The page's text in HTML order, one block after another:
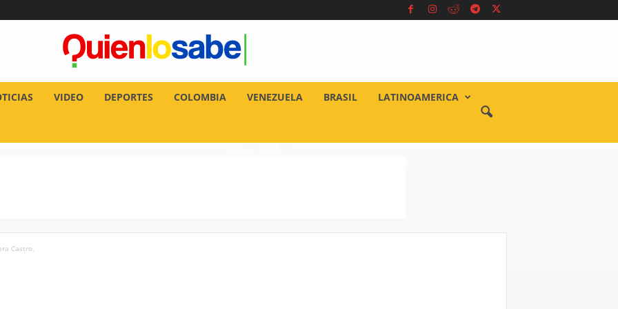
VIDEO DEPORTES COLOMBIA VENEZUELA BRASIL LATINOAMERICA
Castro.